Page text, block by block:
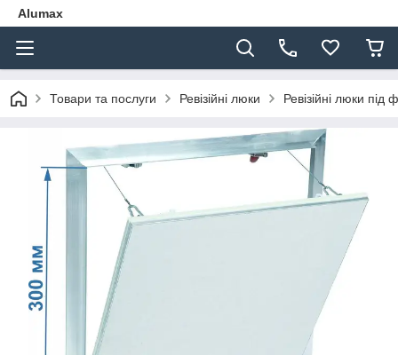
Alumax
Товари та послуги Ревізійні люки Ревізійні люки